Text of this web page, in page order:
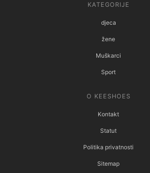
KATEGORIJE
djeca
žene
Muškarci
Sport
O KEESHOES
Kontakt
Statut
Politika privatnosti
Sitemap